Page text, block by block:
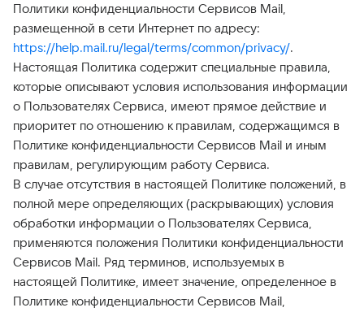
Политики конфиденциальности Сервисов Mail,
размещенной в сети Интернет по адресу:
https://help.mail.ru/legal/terms/common/privacy/.
Настоящая Политика содержит специальные правила,
которые описывают условия использования информации
о Пользователях Сервиса, имеют прямое действие и
приоритет по отношению к правилам, содержащимся в
Политике конфиденциальности Сервисов Mail и иным
правилам, регулирующим работу Сервиса.
В случае отсутствия в настоящей Политике положений, в
полной мере определяющих (раскрывающих) условия
обработки информации о Пользователях Сервиса,
применяются положения Политики конфиденциальности
Сервисов Mail. Ряд терминов, используемых в
настоящей Политике, имеет значение, определенное в
Политике конфиденциальности Сервисов Mail,